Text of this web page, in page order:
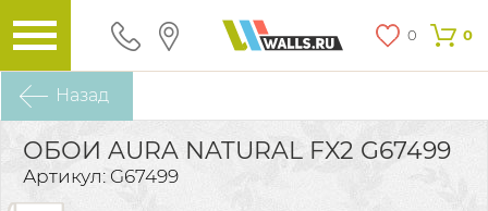
0 0
Назад
ОБОИ AURA NATURAL FX2 G67499
Артикул: G67499